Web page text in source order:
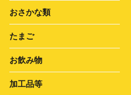
おさかな類
たまご
お飲み物
加工品等